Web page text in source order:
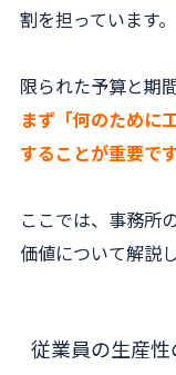
割を担っています。
限られた予算と期
まず「何のために
することが重要です
ここでは、事務所
価値について解説し
従業員の生産性